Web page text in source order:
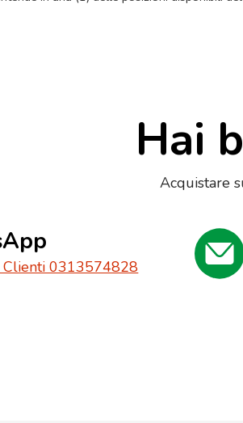
Hai
Acquistare
Clienti 0313574828